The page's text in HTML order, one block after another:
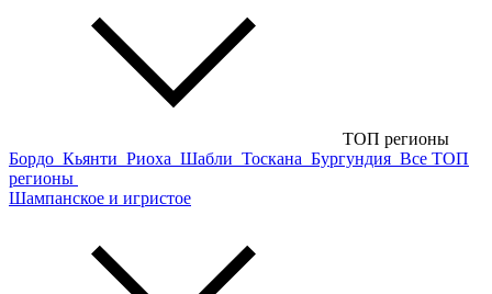
ТОП регионы
Бордо Кьянти Риоха Шабли Тоскана Бургундия Все ТОП
регионы
Шампанское и игристое